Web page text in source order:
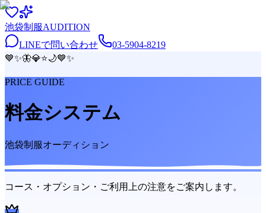
池袋制服AUDITION
LINEで問い合わせ
03-5904-8219
💙✨🦋💎⭐🌙💙✨
PRICE GUIDE
料金システム
池袋制服オーディション
コース・オプション・ご利用上の注意をご案内します。